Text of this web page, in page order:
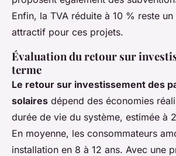
Enfin, la TVA réduite à 10 % reste
attractif pour ces projets.
Évaluation du retour sur
terme
Le retour sur investissement des
solaires dépend des économies
durée de vie du système, estimée à
En moyenne, les consommateurs
installation en 8 à 12 ans. Avec une